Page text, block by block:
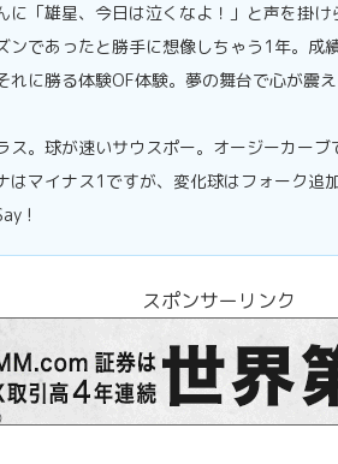
に「雄星、今日は泣くなよ！」と声を掛
ンであったと勝手に想像しちゃう1年。成
れに勝る体験OF体験。夢の舞台で心が震
ス。球が速いサウスポー。オージーカー
はマイナス1ですが、変化球はフォーク追
!
スポンサーリンク